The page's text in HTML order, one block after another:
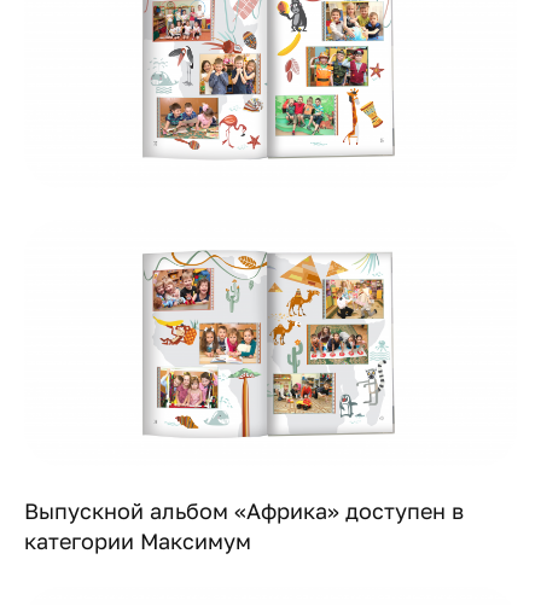
Выпускной альбом «Африка» доступен в
категории Максимум